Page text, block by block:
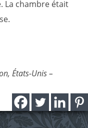
La chambre était
États-Unis –